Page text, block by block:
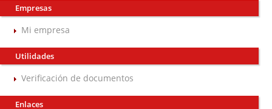
Empresas
Mi empresa
Utilidades
Verificación de documentos
Enlaces